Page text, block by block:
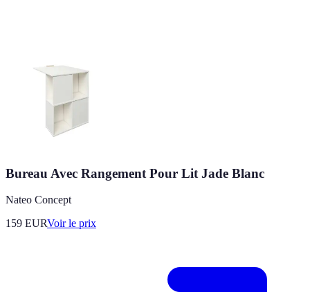
Bureau Avec Rangement Pour Lit Jade Blanc
Nateo Concept
159 EURVoir le prix